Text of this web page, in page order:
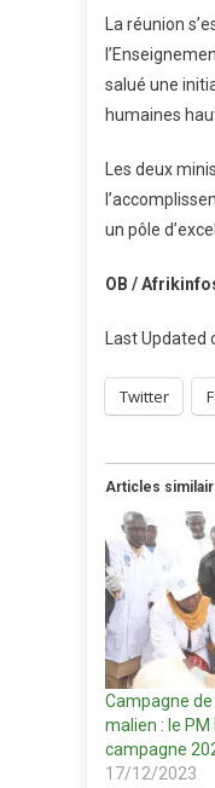
La réunion
salué une
humaines
Les deux
un pôle
OB /
Last
Twitter
Articles
Campagne
malien : le
campagne
17/12/2023